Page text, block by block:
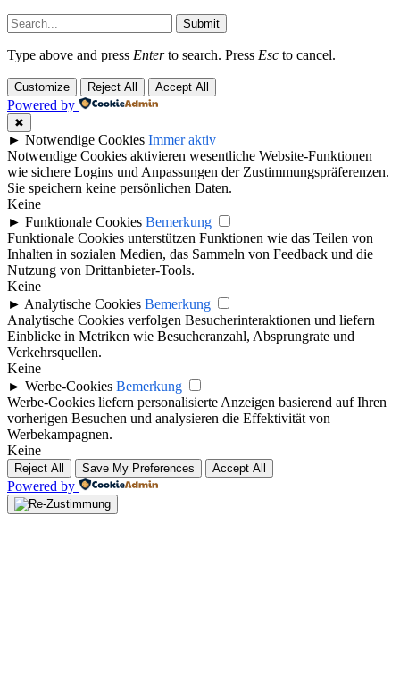
Submit
Type above and press Enterto search. Press Esc to cancel.
Customize Reject All Accept All
Powered by
✖
► Notwendige Cookies Immer aktiv
Notwendige Cookies aktivieren wesentliche Website-Funktionen
wie sichere Logins und Anpassungen der Zustimmungspräferenzen.
Sie speichern keine persönlichen Daten.
Keine
► Funktionale Cookies Bemerkung
Funktionale Cookies unterstützen Funktionen wie das Teilen von
Inhalten in sozialen Medien, das Sammeln von Feedback und die
Nutzung von Drittanbieter-Tools.
Keine
► Analytische Cookies Bemerkung
Analytische Cookies verfolgen Besucherinteraktionen und liefern
Einblicke in Metriken wie Besucheranzahl, Absprungrate und
Verkehrsquellen.
Keine
► Werbe-Cookies Bemerkung
Werbe-Cookies liefern personalisierte Anzeigen basierend auf Ihren
vorherigen Besuchen und analysieren die Effektivität von
Werbekampagnen.
Keine
Reject All Save My Preferences Accept All
Powered by